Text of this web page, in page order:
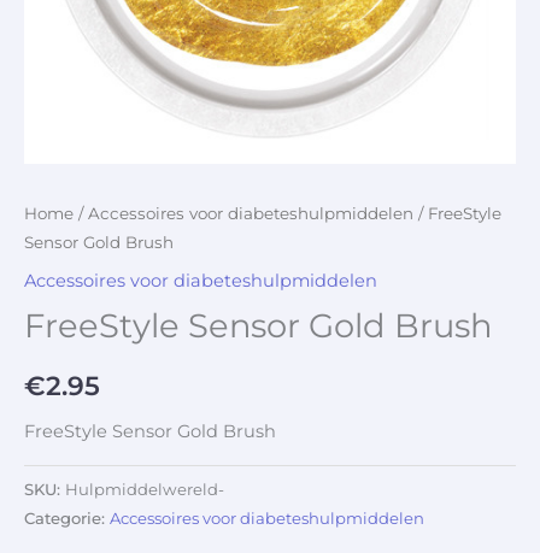
Home /Accessoires voor diabeteshulpmiddelen / FreeStyle
Sensor Gold Brush
Accessoires voor diabeteshulpmiddelen
FreeStyle Sensor Gold Brush
€2.95
FreeStyle Sensor Gold Brush
SKU: Hulpmiddelwereld-
Categorie: Accessoires voor diabeteshulpmiddelen